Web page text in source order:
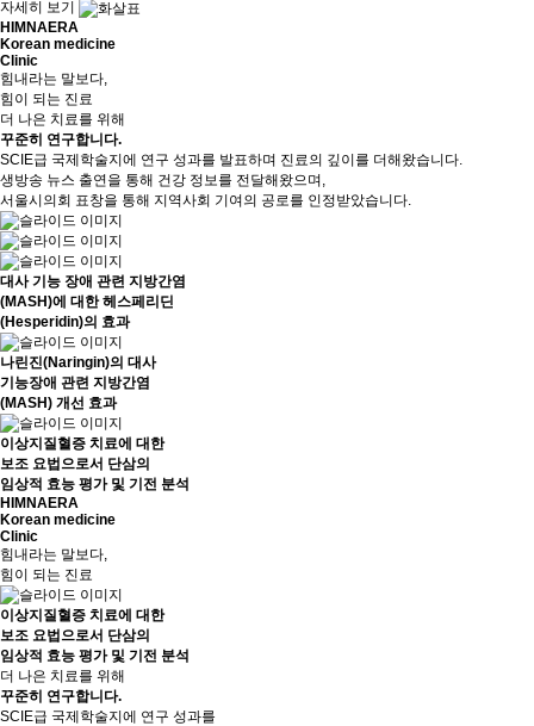
자세히 보기
HIMNAERA
Korean medicine
Clinic
힘내라는 말보다,
힘이 되는 진료
더 나은 치료를 위해
꾸준히 연구합니다.
SCIE급 국제학술지에 연구 성과를 발표하며 진료의 깊이를 더해왔습니다.
생방송 뉴스 출연을 통해 건강 정보를 전달해왔으며,
서울시의회 표창을 통해 지역사회 기여의 공로를 인정받았습니다.
대사 기능 장애 관련 지방간염
(MASH)에 대한 헤스페리딘
(Hesperidin)의 효과
나린진(Naringin)의 대사
기능장애 관련 지방간염
(MASH) 개선 효과
이상지질혈증 치료에 대한
보조 요법으로서 단삼의
임상적 효능 평가 및 기전 분석
HIMNAERA
Korean medicine
Clinic
힘내라는 말보다,
힘이 되는 진료
이상지질혈증 치료에 대한
보조 요법으로서 단삼의
임상적 효능 평가 및 기전 분석
더 나은 치료를 위해
꾸준히 연구합니다.
SCIE급 국제학술지에 연구 성과를